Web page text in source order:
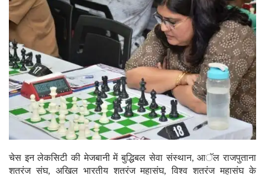
चेस इन लेकसिटी की मेजबानी में बुद्धिबल सेवा संस्थान, आॅल राजपुताना
शतरंज संघ, अखिल भारतीय शतरंज महासंघ, विश्व शतरंज महासंघ के